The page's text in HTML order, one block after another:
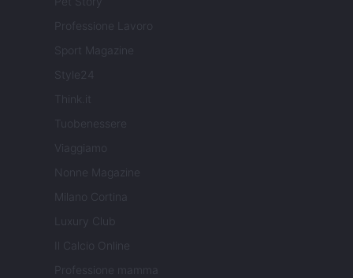
Professione Lavoro
Sport Magazine
Style24
Think.it
Tuobenessere
Viaggiamo
Nonne Magazine
Milano Cortina
Luxury Club
Il Calcio Online
Professione mamma